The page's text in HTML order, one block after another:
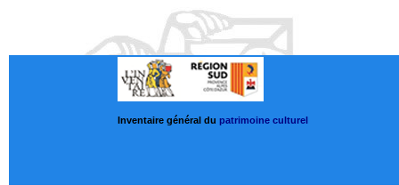
Inventaire général du patrimoine culturel